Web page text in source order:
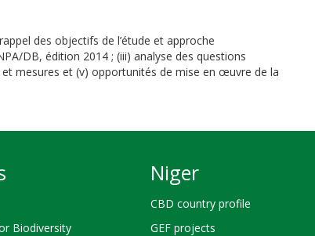
des objectifs de l’étude et approche
DB, édition 2014 ; (iii) analyse des questions
mesures et (v) opportunités de mise en œuvre de la
Biodiversity
Niger
CBD country profile
GEF projects